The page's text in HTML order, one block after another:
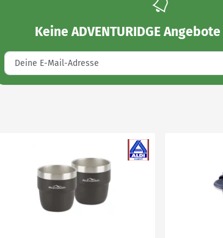
Keine ADVENTURIDGE Angebote